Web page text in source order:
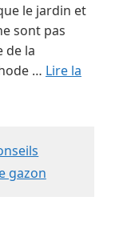
le jardin et
sont pas
de la
… Lire la
gazon